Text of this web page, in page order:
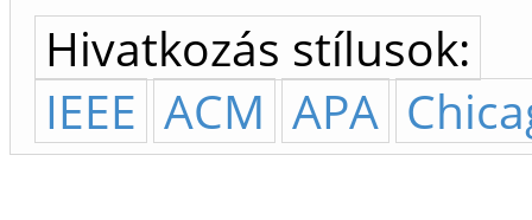
Hivatkozás stílusok:
IEEE ACM APA